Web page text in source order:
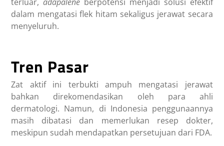
terluar,adapalene berpotensi menjadi solusi efektif
dalam mengatasi flek hitam sekaligus jerawat secara
menyeluruh.
Tren Pasar
Zat aktif ini terbukti ampuh mengatasi jerawat
bahkan direkomendasikan oleh para ahli
dermatologi. Namun, di Indonesia penggunaannya
masih dibatasi dan memerlukan resep dokter,
meskipun sudah mendapatkan persetujuan dari FDA.